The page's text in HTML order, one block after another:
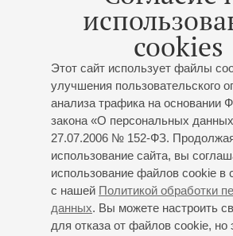
cookies
Этот сайт использует файлы
улучшения пользовательского
анализа трафика на основании
закона «О персональных
27.07.2006 № 152-ФЗ.
использование сайта, вы
использование файлов cookie в
с нашей Политикой обработки
данных. Вы можете настроить
для отказа от файлов cookie, но
Иноуэ наряду с шедеврами
экзотической музыкой Страны
Хироко регулярно знакомит
искусства с практически не известной
слушателю музыкой Японии.
Сотрудничает с оркестром из разных
том числе с Государственным
оркестром России под управлением
лауреатами международных
(саксофон), В.Лаврик (труба), Ж.-
Нидерланды).